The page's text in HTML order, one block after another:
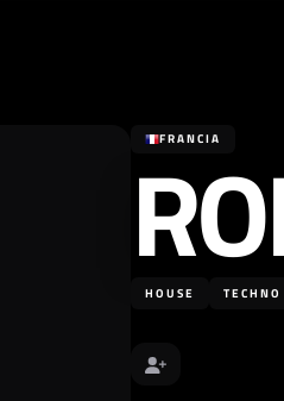
FRANCIA
HOUSE TECHNO